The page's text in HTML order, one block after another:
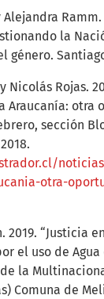
Ramm.
la
género.
Nicolás Rojas.
Araucanía:
sección
otra-
2019. “Justicia
el uso de
la
Comuna de